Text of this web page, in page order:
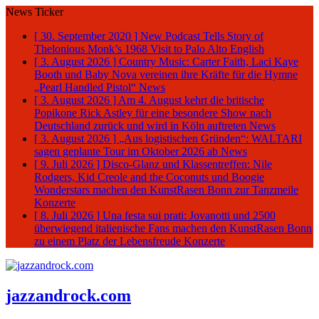
News Ticker
[ 30. September 2020 ] New Podcast Tells Story of
Thelonious Monk’s 1968 Visit to Palo Alto English
[ 3. August 2026 ] Country Music: Carter Faith, Laci Kaye
Booth und Baby Nova vereinen ihre Kräfte für die Hymne
„Pearl Handled Pistol“ News
[ 3. August 2026 ] Am 4. August kehrt die britische
Popikone Rick Astley für eine besondere Show nach
Deutschland zurück und wird in Köln auftreten News
[ 3. August 2026 ] „Aus logistischen Gründen“: WALTARI
sagen geplante Tour im Oktober 2026 ab News
[ 9. Juli 2026 ] Disco-Glanz und Klassentreffen: Nile
Rodgers, Kid Creole and the Coconuts und Boogie
Wonderstars machen den KunstRasen Bonn zur Tanzmeile
Konzerte
[ 8. Juli 2026 ] Una festa sui prati: Jovanotti und 2500
überwiegend italienische Fans machen den KunstRasen Bonn
zu einem Platz der Lebensfreude Konzerte
jazzandrock.com